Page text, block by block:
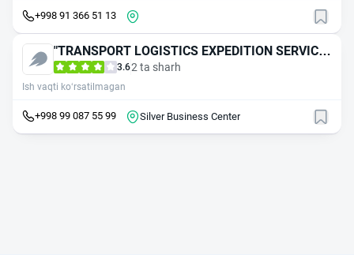
+998 91 366 51 13
"TRANSPORT LOGISTICS EXPEDITION SERVICE"
MAS'ULIYATI CHEKLANGAN JAMIYAT
3.62 ta sharh
Ish vaqti ko‘rsatilmagan
+998 99 087 55 99 Silver Business Center